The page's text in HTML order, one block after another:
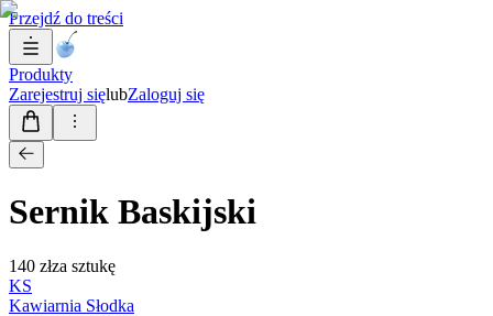
Przejdź do treści
Produkty
Zarejestruj sięlubZaloguj się
Sernik Baskijski
140 złza sztukę
KS
Kawiarnia Słodka